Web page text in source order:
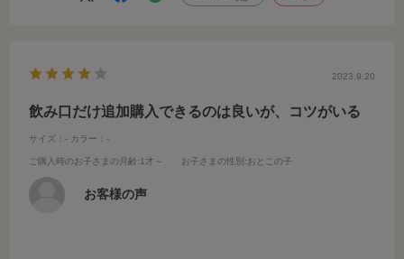
ーパー楽です！最高！
すね♪
2023.9.20
飲み口だけ追加購入できるのは良いが、コツがいる
サイズ：- カラー：-
ご購入時のお子さまの月齢:1才～ お子さまの性別 :おとこの子
お客様の声